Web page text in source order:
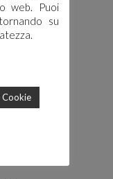
web. Puoi
su
Cookie